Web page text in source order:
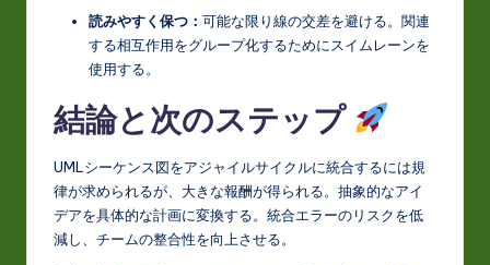
読みやすく保つ： 可能な限り線の交差を避ける。関連
する相互作用をグループ化するためにスイムレーンを
使用する。
結論と次のステップ
UMLシーケンス図をアジャイルサイクルに統合するには規
律が求められるが、大きな報酬が得られる。抽象的なアイ
デアを具体的な計画に変換する。統合エラーのリスクを低
減し、チームの整合性を向上させる。